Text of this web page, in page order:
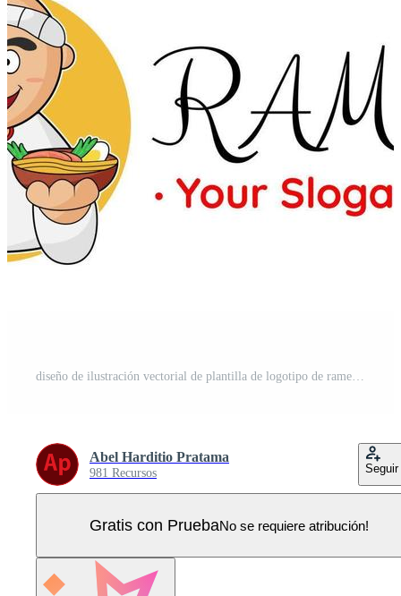
diseño de ilustración vectorial de plantilla de logotipo de ramen para su negocio o empresa Vector Pro
Abel Harditio Pratama
981 Recursos Seguir
Gratis con PruebaNo se requiere atribución!